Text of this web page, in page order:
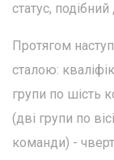
статус,
Протягом
сталою:
групи по шість
(дві групи по
команди) -